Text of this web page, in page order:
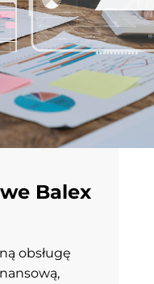
Balex
obsługę